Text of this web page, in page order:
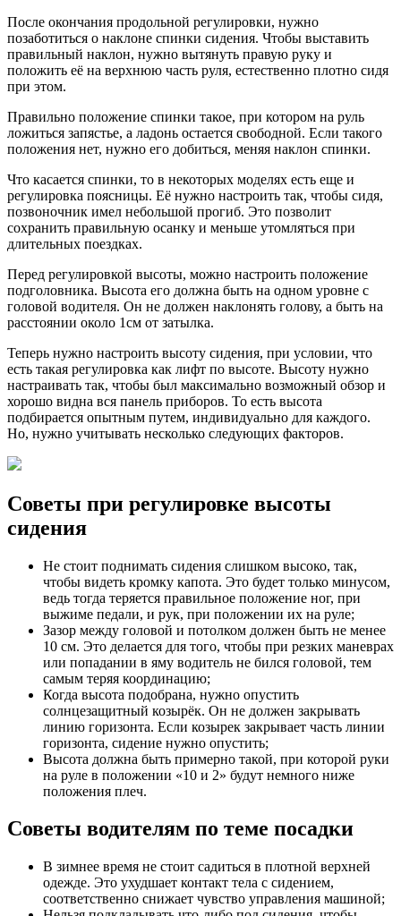
После окончания продольной регулировки, нужно
позаботиться о наклоне спинки сидения. Чтобы выставить
правильный наклон, нужно вытянуть правую руку и
положить её на верхнюю часть руля, естественно плотно сидя
при этом.
Правильно положение спинки такое, при котором на руль
ложиться запястье, а ладонь остается свободной. Если такого
положения нет, нужно его добиться, меняя наклон спинки.
Что касается спинки, то в некоторых моделях есть еще и
регулировка поясницы. Её нужно настроить так, чтобы сидя,
позвоночник имел небольшой прогиб. Это позволит
сохранить правильную осанку и меньше утомляться при
длительных поездках.
Перед регулировкой высоты, можно настроить положение
подголовника. Высота его должна быть на одном уровне с
головой водителя. Он не должен наклонять голову, а быть на
расстоянии около 1см от затылка.
Теперь нужно настроить высоту сидения, при условии, что
есть такая регулировка как лифт по высоте. Высоту нужно
настраивать так, чтобы был максимально возможный обзор и
хорошо видна вся панель приборов. То есть высота
подбирается опытным путем, индивидуально для каждого.
Но, нужно учитывать несколько следующих факторов.
Советы при регулировке высоты
сидения
Не стоит поднимать сидения слишком высоко, так,
чтобы видеть кромку капота. Это будет только минусом,
ведь тогда теряется правильное положение ног, при
выжиме педали, и рук, при положении их на руле;
Зазор между головой и потолком должен быть не менее
10 см. Это делается для того, чтобы при резких маневрах
или попадании в яму водитель не бился головой, тем
самым теряя координацию;
Когда высота подобрана, нужно опустить
солнцезащитный козырёк. Он не должен закрывать
линию горизонта. Если козырек закрывает часть линии
горизонта, сидение нужно опустить;
Высота должна быть примерно такой, при которой руки
на руле в положении «10 и 2» будут немного ниже
положения плеч.
Советы водителям по теме посадки
В зимнее время не стоит садиться в плотной верхней
одежде. Это ухудшает контакт тела с сидением,
соответственно снижает чувство управления машиной;